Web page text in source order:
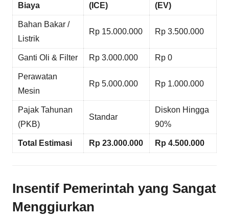
Biaya
(ICE)
(EV)
Bahan Bakar /
Listrik
Rp 15.000.000 Rp 3.500.000
Ganti Oli & Filter Rp 3.000.000 Rp 0
Perawatan
Mesin
Rp 5.000.000 Rp 1.000.000
Pajak Tahunan
(PKB)
Standar
Diskon Hingga
90%
Total Estimasi Rp 23.000.000 Rp 4.500.000
Insentif Pemerintah yang Sangat
Menggiurkan